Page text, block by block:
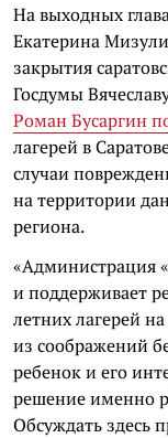
На выходных
Екатерина
закрытия
Госдумы
Роман Бусаргин
лагерей в
случаи
на территории
региона.
«Администрация
и поддерживает
летних лагерей
из соображений
ребенок и его
решение именно
Обсуждать здесь